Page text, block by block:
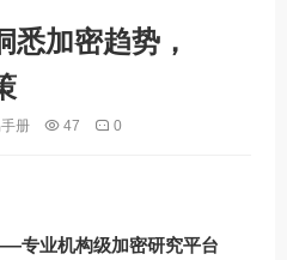
悉加密趋势，
册 47 0
专业机构级加密研究平台